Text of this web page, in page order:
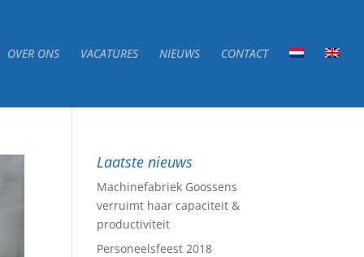
OVER ONS VACATURES NIEUWS CONTACT
Laatste nieuws
Machinefabriek Goossens
verruimt haar capaciteit &
productiviteit
Personeelsfeest 2018